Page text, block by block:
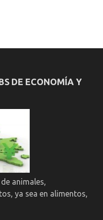
DE ECONOMÍA Y
animales,
ya sea en alimentos,